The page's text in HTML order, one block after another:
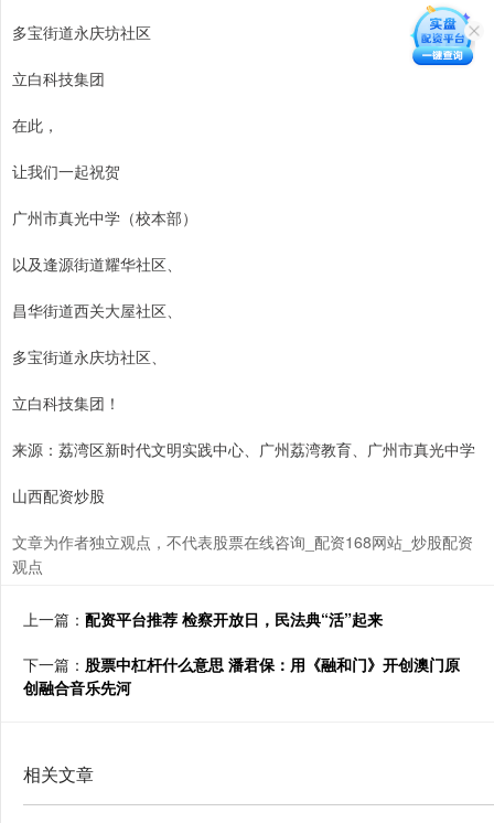
多宝街道永庆坊社区
立白科技集团
在此，
让我们一起祝贺
广州市真光中学（校本部）
以及逢源街道耀华社区、
昌华街道西关大屋社区、
多宝街道永庆坊社区、
立白科技集团！
来源：荔湾区新时代文明实践中心、广州荔湾教育、广州市真光中学
山西配资炒股
文章为作者独立观点，不代表股票在线咨询_配资168网站_炒股配资
观点
上一篇： 配资平台推荐 检察开放日，民法典“活”起来
下一篇： 股票中杠杆什么意思 潘君保：用《融和门》开创澳门原
创融合音乐先河
相关文章